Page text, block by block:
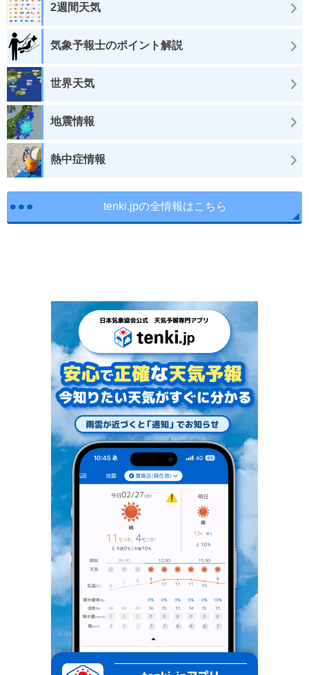
2週間天気
気象予報士のポイント解説
世界天気
地震情報
熱中症情報
tenki.jpの全情報はこちら